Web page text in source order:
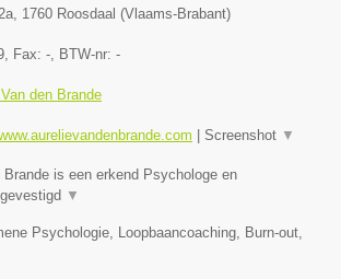
1760 Roosdaal (Vlaams-Brabant)
, Fax: - , BTW-nr: -
den Brande
Screenshot ▼
Brande is een erkend Psychologe en
▼
Psychologie, Loopbaancoaching, Burn-out,